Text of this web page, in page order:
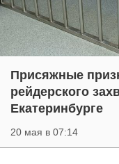
Присяжные
рейдерского
Екатеринбурге
20 мая в 07:14